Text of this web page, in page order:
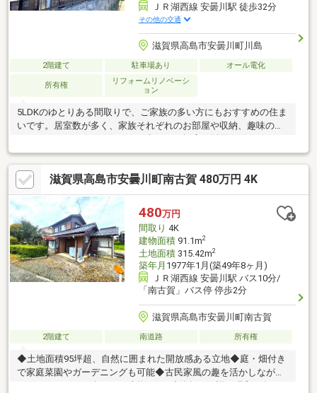
ＪＲ湖西線 安曇川駅 徒歩32分
その他の交通
滋賀県高島市安曇川町川島
2階建て 駐車場あり オール電化
所有権
リフォームリノベーシ
ョン
5LDKのゆとりある間取りで、ご家族の多い方にもおすすめの住ま
いです。居室数が多く、家族それぞれのお部屋や収納、趣味のス
滋賀県高島市安曇川町南古賀 480万円 4K
480万円
間取り 4K
建物面積91.1m2
土地面積315.42m2
築年月 1977年1月(築49年8ヶ月)
ＪＲ湖西線 安曇川駅 バス10分/
「南古賀」バス停 停歩2分
滋賀県高島市安曇川町南古賀
2階建て 南道路 所有権
◆土地面積95坪超、自然に囲まれた開放感ある立地◆庭・畑付き
で家庭菜園やガーデニングも可能◆古民家風の趣を活かしなが